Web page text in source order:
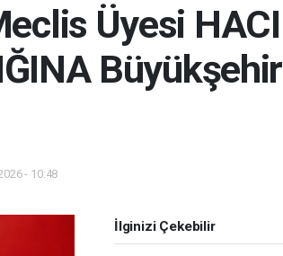
Üyesi HACI
Büyükşehir
- 10:48
İlginizi Çekebilir